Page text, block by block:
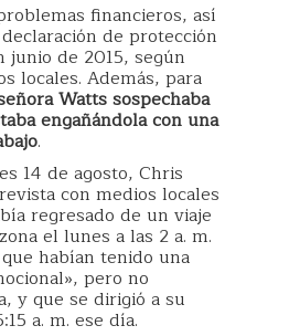
financieros, así
de protección
junio de 2015, según
locales. Además, para
Watts sospechaba
engañándola con una
.
14 de agosto, Chris
con medios locales
regresado de un viaje
el lunes a las 2 a. m.
habían tenido una
pero no
y que se dirigió a su
a. m. ese día.